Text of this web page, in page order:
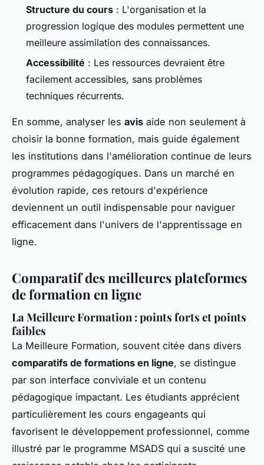
Structure du cours : L'organisation et la
progression logique des modules permettent une
meilleure assimilation des connaissances.
Accessibilité : Les ressources devraient être
facilement accessibles, sans problèmes
techniques récurrents.
En somme, analyser les avis aide non seulement à
choisir la bonne formation, mais guide également
les institutions dans l'amélioration continue de leurs
programmes pédagogiques. Dans un marché en
évolution rapide, ces retours d'expérience
deviennent un outil indispensable pour naviguer
efficacement dans l'univers de l'apprentissage en
ligne.
Comparatif des meilleures plateformes
de formation en ligne
La Meilleure Formation : points forts et points
faibles
La Meilleure Formation, souvent citée dans divers
comparatifs de formations en ligne, se distingue
par son interface conviviale et un contenu
pédagogique impactant. Les étudiants apprécient
particulièrement les cours engageants qui
favorisent le développement professionnel, comme
illustré par le programme MSADS qui a suscité une